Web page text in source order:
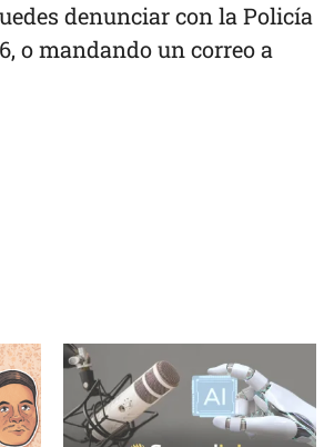
denunciar con la Policía
o mandando un correo a